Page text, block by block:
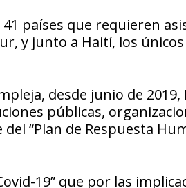
países que requieren
y junto a Haití, los
desde junio de 2019,
públicas,
“Plan de Respuesta
19” que por las